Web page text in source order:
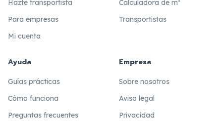
Hazte transportista
Para empresas
Mi cuenta
Calculadora de m³
Transportistas
Ayuda
Guías prácticas
Cómo funciona
Preguntas frecuentes
Empresa
Sobre nosotros
Aviso legal
Privacidad